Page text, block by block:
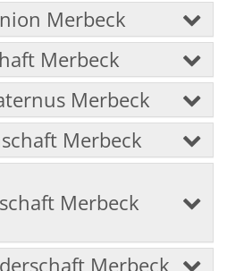
Merbeck
Merbeck
Merbeck
Merbeck
Merbeck
Merbeck